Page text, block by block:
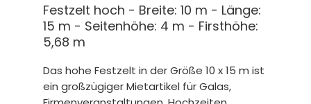
Festzelt hoch - Breite: 10 m - Länge:
15 m - Seitenhöhe: 4 m - Firsthöhe:
5,68 m
Das hohe Festzelt in der Größe 10 x 15 m ist
ein großzügiger Mietartikel für Galas,